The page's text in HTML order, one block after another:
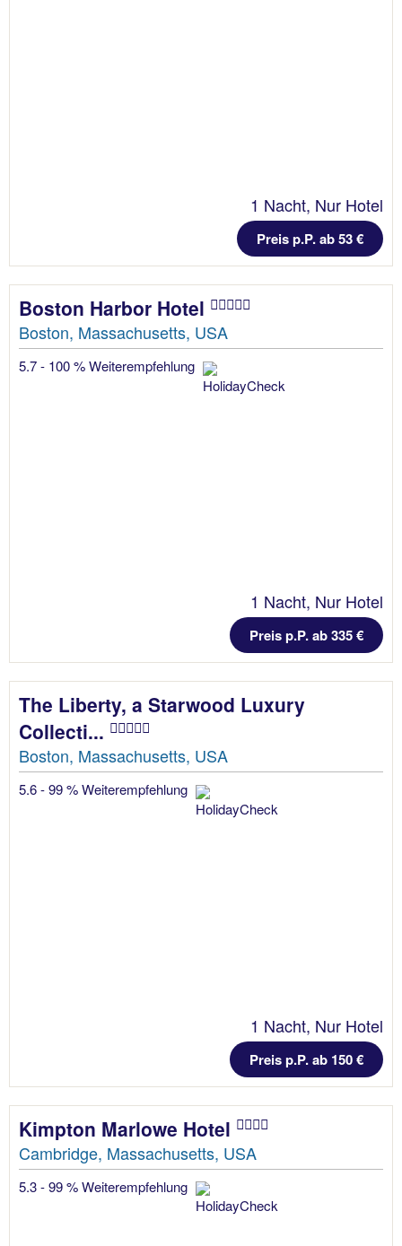
1 Nacht, Nur Hotel
Preis p.P. ab 53 €
Boston Harbor Hotel
Boston, Massachusetts, USA
5.7 - 100 % Weiterempfehlung
1 Nacht, Nur Hotel
Preis p.P. ab 335 €
The Liberty, a Starwood Luxury
Collecti...
Boston, Massachusetts, USA
5.6 - 99 % Weiterempfehlung
1 Nacht, Nur Hotel
Preis p.P. ab 150 €
Kimpton Marlowe Hotel
Cambridge, Massachusetts, USA
5.3 - 99 % Weiterempfehlung